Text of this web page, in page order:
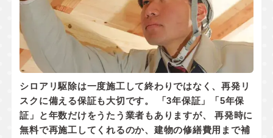
シロアリ駆除は一度施工して終わりではなく、再発リ
スクに備える保証も大切です。 「3年保証」「5年保
証」と年数だけをうたう業者もありますが、 再発時に
無料で再施工してくれるのか、 建物の修繕費用まで補